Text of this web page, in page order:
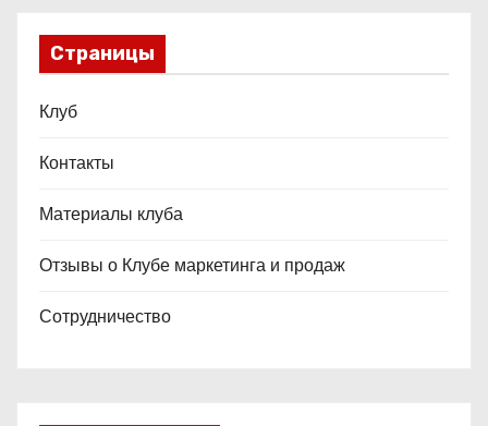
Страницы
Клуб
Контакты
Материалы клуба
Отзывы о Клубе маркетинга и продаж
Сотрудничество